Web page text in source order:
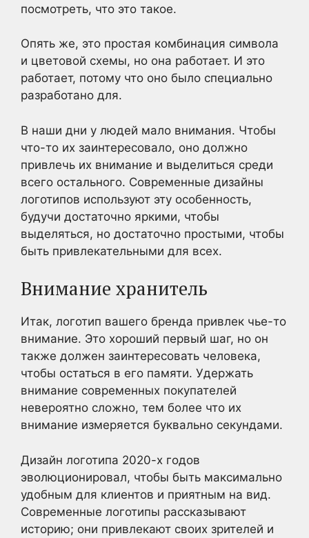
посмотреть, что это такое.
Опять же, это простая комбинация символа
и цветовой схемы, но она работает. И это
работает, потому что оно было специально
разработано для.
В наши дни у людей мало внимания. Чтобы
что-то их заинтересовало, оно должно
привлечь их внимание и выделиться среди
всего остального. Современные дизайны
логотипов используют эту особенность,
будучи достаточно яркими, чтобы
выделяться, но достаточно простыми, чтобы
быть привлекательными для всех.
Внимание хранитель
Итак, логотип вашего бренда привлек чье-то
внимание. Это хороший первый шаг, но он
также должен заинтересовать человека,
чтобы остаться в его памяти. Удержать
внимание современных покупателей
невероятно сложно, тем более что их
внимание измеряется буквально секундами.
Дизайн логотипа 2020-х годов
эволюционировал, чтобы быть максимально
удобным для клиентов и приятным на вид.
Современные логотипы рассказывают
историю; они привлекают своих зрителей и